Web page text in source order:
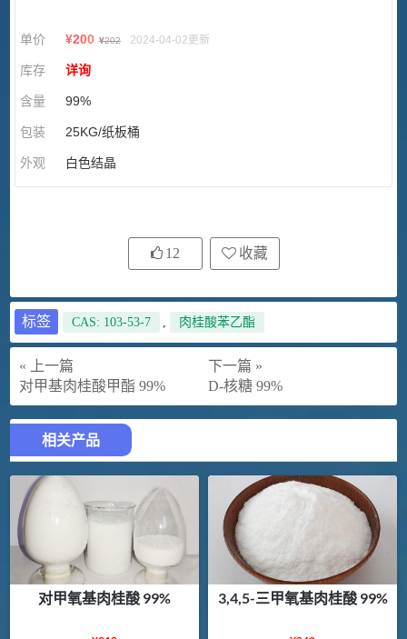
单价 ¥200 ¥202 2024-04-02更新
库存 详询
含量 99%
包装 25KG/纸板桶
外观 白色结晶
12 收藏
标签 CAS: 103-53-7 , 肉桂酸苯乙酯
« 上一篇
对甲基肉桂酸甲酯 99%
下一篇 »
D-核糖 99%
相关产品
对甲氧基肉桂酸 99% 3,4,5-三甲氧基肉桂酸 99%